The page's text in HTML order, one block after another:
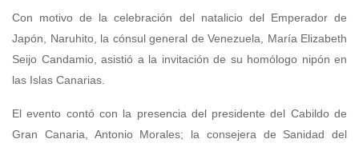
Con motivo de la celebración del natalicio del Emperador de
Japón, Naruhito, la cónsul general de Venezuela, María Elizabeth
Seijo Candamio, asistió a la invitación de su homólogo nipón en
las Islas Canarias.
El evento contó con la presencia del presidente del Cabildo de
Gran Canaria, Antonio Morales; la consejera de Sanidad del